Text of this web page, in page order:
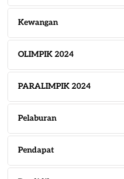
Kewangan
OLIMPIK 2024
PARALIMPIK 2024
Pelaburan
Pendapat